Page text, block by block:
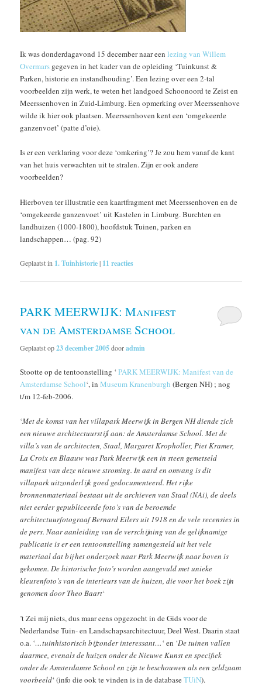
Ik was donderdagavond 15 december naar eenlezing van Willem
Overmars gegeven in het kader van de opleiding ‘Tuinkunst &
Parken, historie en instandhouding’. Een lezing over een 2-tal
voorbeelden zijn werk, te weten het landgoed Schoonoord te Zeist en
Meerssenhoven in Zuid-Limburg. Een opmerking over Meerssenhove
wilde ik hier ook plaatsen. Meerssenhoven kent een ‘omgekeerde
ganzenvoet’ (patte d’oie).
Is er een verklaring voor deze ‘omkering’? Je zou hem vanaf de kant
van het huis verwachten uit te stralen. Zijn er ook andere
voorbeelden?
Hierboven ter illustratie een kaartfragment met Meerssenhoven en de
‘omgekeerde ganzenvoet’ uit Kastelen in Limburg. Burchten en
landhuizen (1000-1800), hoofdstuk Tuinen, parken en
landschappen… (pag. 92)
Geplaatst in 1. Tuinhistorie| 11 reacties
PARK MEERWIJK: Manifest
van de Amsterdamse School
Geplaatst op23 december 2005dooradmin
Stootte op de tentoonstelling ‘PARK MEERWIJK: Manifest van de
Amsterdamse School‘, inMuseum Kranenburgh (Bergen NH) ; nog
t/m 12-feb-2006.
‘Met de komst van het villapark Meerwijk in Bergen NH diende zich
een nieuwe architectuurstijl aan: de Amsterdamse School. Met de
villa’s van de architecten, Staal, Margaret Kropholler, Piet Kramer,
La Croix en Blaauw was Park Meerwijk een in steen gemetseld
manifest van deze nieuwe stroming. In aard en omvang is dit
villapark uitzonderlijk goed gedocumenteerd. Het rijke
bronnenmateriaal bestaat uit de archieven van Staal (NAi), de deels
niet eerder gepubliceerde foto’s van de beroemde
architectuurfotograaf Bernard Eilers uit 1918 en de vele recensies in
de pers. Naar aanleiding van de verschijning van de gelijknamige
publicatie is er een tentoonstelling samengesteld uit het vele
materiaal dat bij het onderzoek naar Park Meerwijk naar boven is
gekomen. De historische foto’s worden aangevuld met unieke
kleurenfoto’s van de interieurs van de huizen, die voor het boek zijn
genomen door Theo Baart‘
’t Zei mij niets, dus maar eens opgezocht in de Gids voor de
Nederlandse Tuin- en Landschapsarchitectuur, Deel West. Daarin staat
o.a. ‘…tuinhistorisch bijzonder interessant…‘ en ‘De tuinen vallen
daarmee, evenals de huizen onder de Nieuwe Kunst en specifiek
onder de Amsterdamse School en zijn te beschouwen als een zeldzaam
voorbeeld‘ (info die ook te vinden is in de databaseTUiN).